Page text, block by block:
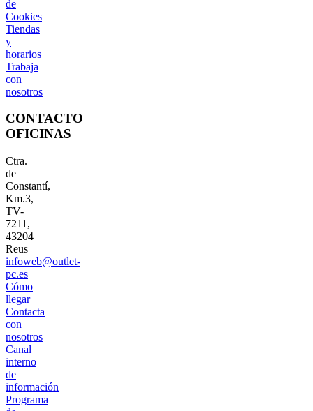
de
Cookies
Tiendas
y
horarios
Trabaja
con
nosotros
CONTACTO
OFICINAS
Ctra.
de
Constantí,
Km.3,
TV-
7211,
43204
Reus
infoweb@outlet-
pc.es
Cómo
llegar
Contacta
con
nosotros
Canal
interno
de
información
Programa